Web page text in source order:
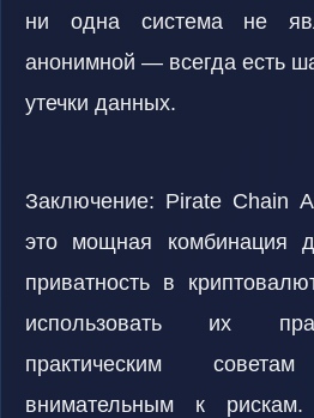
ни одна система не
анонимной — всегда есть
утечки данных.
Заключение: Pirate Chain
это мощная комбинация
приватность в
использовать их
практическим
внимательным к